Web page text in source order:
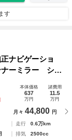
す
ナビゲーショ
ーミラー シー
リヤオートエ
パワーバックド
本体価格
637
万円
諸費用
11.5
万円
月々 44,800 円
走行
0.6万km
排気
2500cc